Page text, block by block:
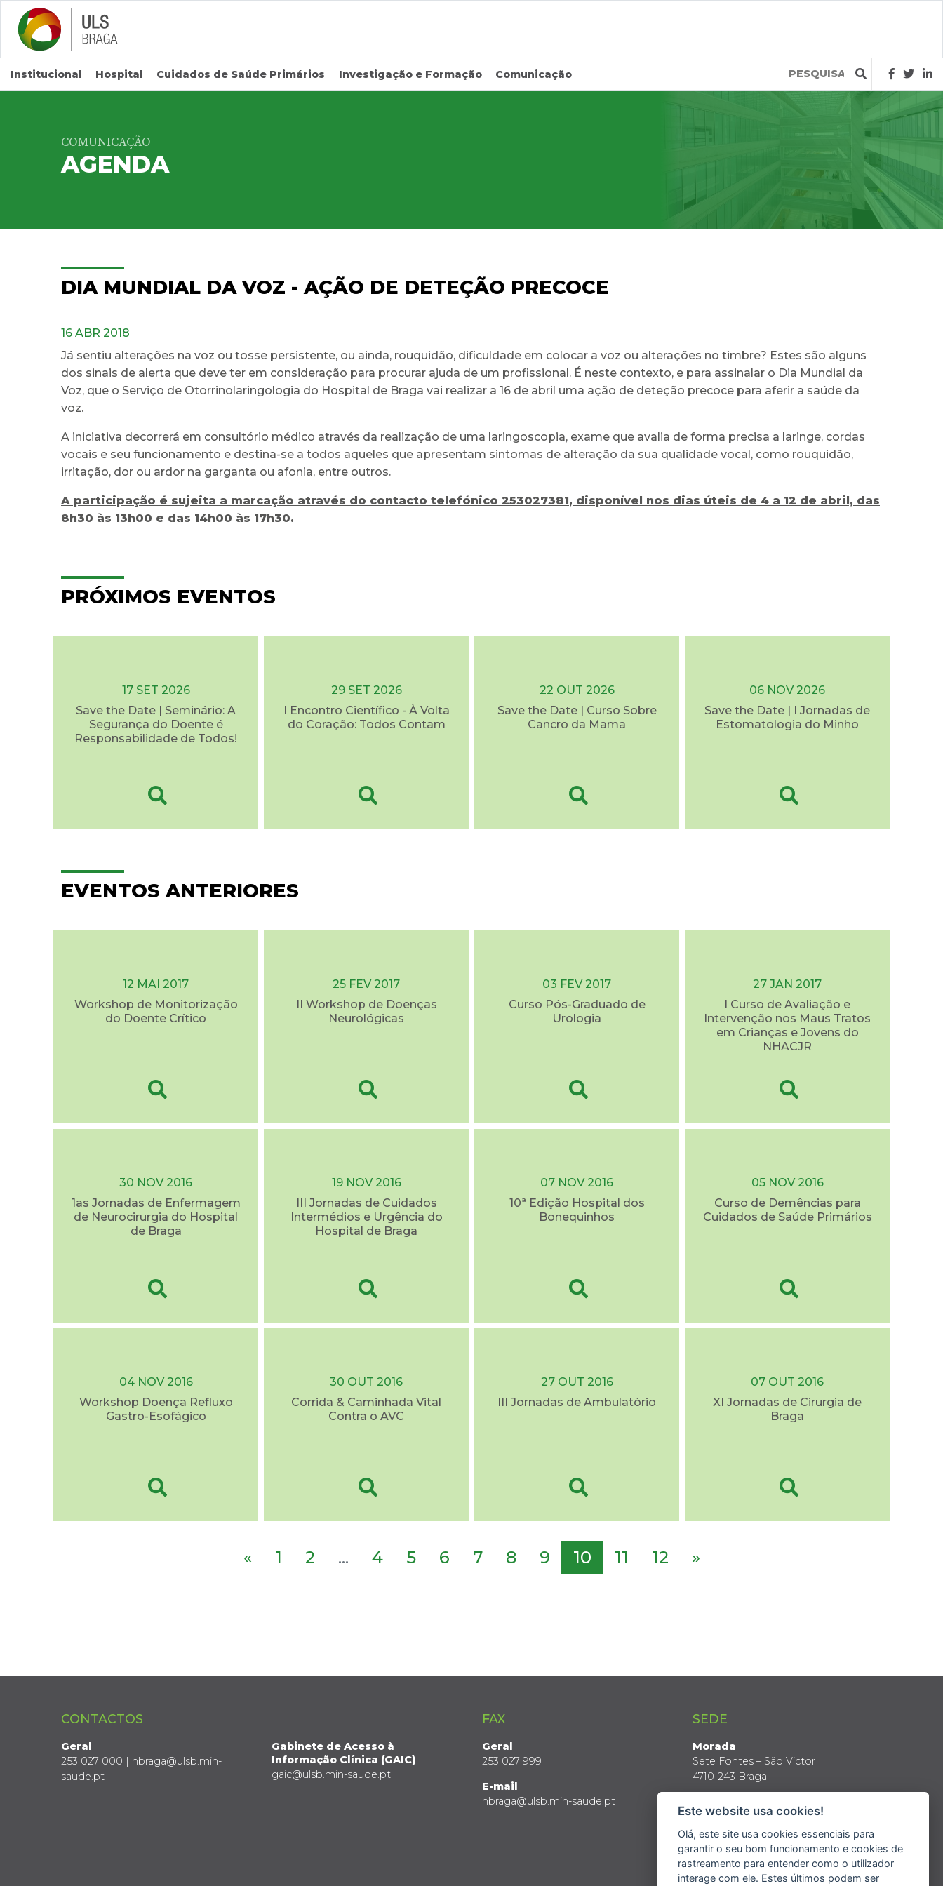
Saltar para conteúdo principal
Institucional Hospital Cuidados de Saúde Primários Investigação e Formação Comunicação
Query
COMUNICAÇÃO
AGENDA
DIA MUNDIAL DA VOZ - AÇÃO DE DETEÇÃO PRECOCE
16 ABR 2018
Já sentiu alterações na voz ou tosse persistente, ou ainda, rouquidão, dificuldade em colocar a voz ou alterações no timbre? Estes são alguns
dos sinais de alerta que deve ter em consideração para procurar ajuda de um profissional. É neste contexto, e para assinalar o Dia Mundial da
Voz, que o Serviço de Otorrinolaringologia do Hospital de Braga vai realizar a 16 de abril uma ação de deteção precoce para aferir a saúde da
voz.
A iniciativa decorrerá em consultório médico através da realização de uma laringoscopia, exame que avalia de forma precisa a laringe, cordas
vocais e seu funcionamento e destina-se a todos aqueles que apresentam sintomas de alteração da sua qualidade vocal, como rouquidão,
irritação, dor ou ardor na garganta ou afonia, entre outros.
A participação é sujeita a marcação através do contacto telefónico 253027381, disponível nos dias úteis de 4 a 12 de abril, das
8h30 às 13h00 e das 14h00 às 17h30.
PRÓXIMOS EVENTOS
17 SET 2026
Save the Date | Seminário: A
Segurança do Doente é
Responsabilidade de Todos!
29 SET 2026
I Encontro Científico - À Volta
do Coração: Todos Contam
22 OUT 2026
Save the Date | Curso Sobre
Cancro da Mama
06 NOV 2026
Save the Date | I Jornadas de
Estomatologia do Minho
EVENTOS ANTERIORES
12 MAI 2017
Workshop de Monitorização
do Doente Crítico
25 FEV 2017
II Workshop de Doenças
Neurológicas
03 FEV 2017
Curso Pós-Graduado de
Urologia
27 JAN 2017
I Curso de Avaliação e
Intervenção nos Maus Tratos
em Crianças e Jovens do
NHACJR
30 NOV 2016
1as Jornadas de Enfermagem
de Neurocirurgia do Hospital
de Braga
19 NOV 2016
III Jornadas de Cuidados
Intermédios e Urgência do
Hospital de Braga
07 NOV 2016
10ª Edição Hospital dos
Bonequinhos
05 NOV 2016
Curso de Demências para
Cuidados de Saúde Primários
04 NOV 2016
Workshop Doença Refluxo
Gastro-Esofágico
30 OUT 2016
Corrida & Caminhada Vital
Contra o AVC
27 OUT 2016
III Jornadas de Ambulatório
07 OUT 2016
XI Jornadas de Cirurgia de
Braga
« 1 2 ... 4 5 6 7 8 9 10 11 12 »
CONTACTOS
Geral
253 027 000 | hbraga@ulsb.min-
saude.pt
Gabinete de Acesso à
Informação Clínica (GAIC)
gaic@ulsb.min-saude.pt
FAX
Geral
253 027 999
E-mail
hbraga@ulsb.min-saude.pt
SEDE
Morada
Sete Fontes – São Victor
4710-243 Braga
Latitude: 41º 34’ N
Longitude: 8º 24’ W
Este website usa cookies!
Olá, este site usa cookies essenciais para
garantir o seu bom funcionamento e cookies de
rastreamento para entender como o utilizador
interage com ele. Estes últimos podem ser